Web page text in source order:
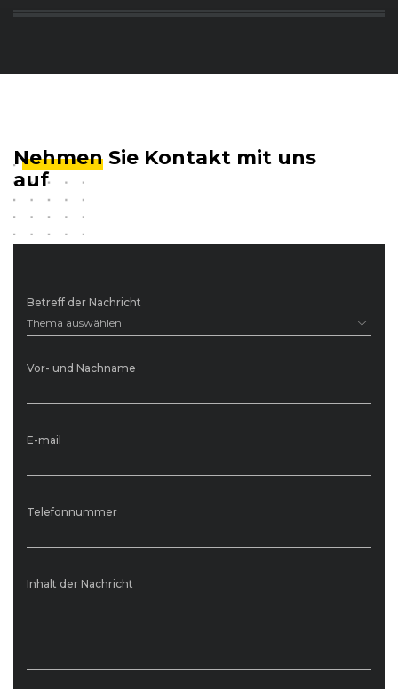
Betreff der Nachricht
Thema auswählen
Vor- und Nachname
E-mail
Telefonnummer
Inhalt der Nachricht
Nehmen Sie Kontakt mit uns
auf